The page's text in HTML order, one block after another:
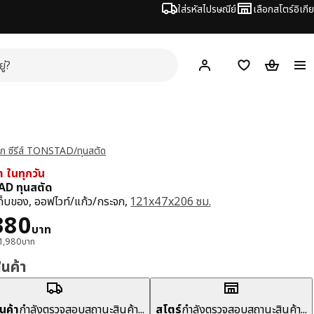
ใส่รหัสไปรษณีย์ เลือกสโตร์อิเกีย
Hej! เข้าสู่ระบบ หรือ ลงทะเ
ช้อปปิ้งลิสต์ตะกร้าสินค้
ซีรีส์ TONSTAD/ทุนสตัด
ในทุกวัน
ทุนสตัด
ของ, ออฟไวท์/แก้ว/กระจก, 121x47x206 ซม.
บาท
19380บาท
บาท
ค้า
ค้ากำลังตรวจสอบสถานะสินค้า... สโตร์กำลังตรวจสอบสถานะสินค้า...